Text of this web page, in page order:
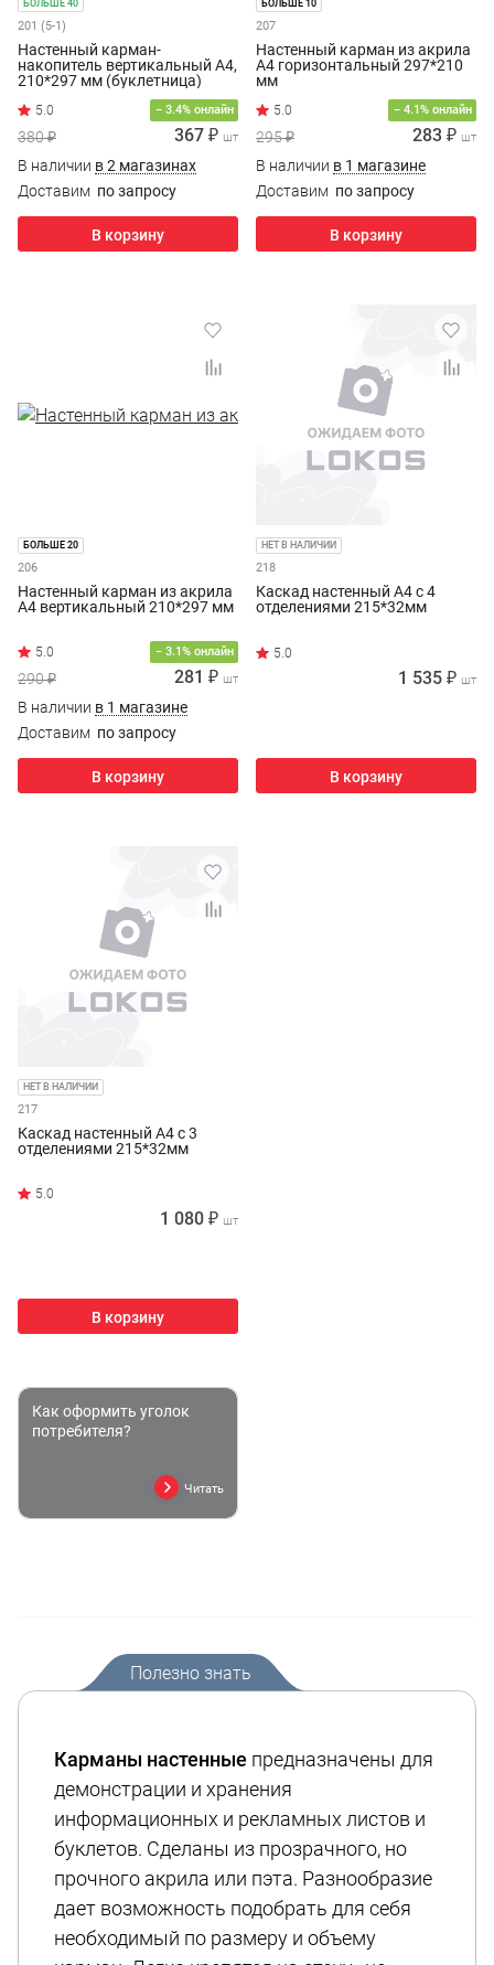
БОЛЬШЕ 40
201 (5-1)
Настенный карман-
накопитель вертикальный А4,
210*297 мм (буклетница)
− 3.4% онлайн
380 ₽ 367 ₽ шт
В наличии в 2 магазинах
Доставим по запросу
В корзину
БОЛЬШЕ 10
207
Настенный карман из акрила
А4 горизонтальный 297*210
мм
− 4.1% онлайн
295 ₽ 283 ₽ шт
В наличии в 1 магазине
Доставим по запросу
В корзину
БОЛЬШЕ 20
206
Настенный карман из акрила
А4 вертикальный 210*297 мм
− 3.1% онлайн
290 ₽ 281 ₽ шт
В наличии в 1 магазине
Доставим по запросу
В корзину
НЕТ В НАЛИЧИИ
218
Каскад настенный А4 с 4
отделениями 215*32мм
1 535 ₽ шт
В корзину
НЕТ В НАЛИЧИИ
217
Каскад настенный А4 с 3
отделениями 215*32мм
1 080 ₽ шт
В корзину
Как оформить уголок
потребителя?
Читать
Полезно знать
Карманы настенные предназначены для
демонстрации и хранения
информационных и рекламных листов и
буклетов. Сделаны из прозрачного, но
прочного акрила или пэта. Разнообразие
дает возможность подобрать для себя
необходимый по размеру и объему